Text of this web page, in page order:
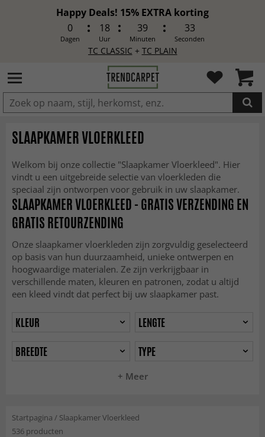
Happy Deals! 15% EXTRA korting
0
Dagen
18
Uur
39
Minuten
31
Seconden
TC CLASSIC + TC PLAIN
IN DE WINKELWAGEN GELEGD
SLAAPKAMER VLOERKLEED
Welkom bij onze collectie "Slaapkamer Vloerkleed". Hier
vindt u een uitgebreide selectie van vloerkleden die
speciaal zijn ontworpen voor gebruik in uw slaapkamer.
SLAAPKAMER VLOERKLEED - GRATIS VERZENDING EN
GRATIS RETOURZENDING
Onze slaapkamer vloerkleden zijn zorgvuldig geselecteerd
op basis van hun duurzaamheid, unieke ontwerpen en
hoogwaardige materialen. Ze zijn verkrijgbaar in
verschillende maten, kleuren en patronen, zodat u altijd
een kleed vindt dat perfect bij uw slaapkamer past.
+ Meer
KLEUR
LENGTE
BREEDTE
TYPE
Startpagina / Slaapkamer Vloerkleed
536 producten